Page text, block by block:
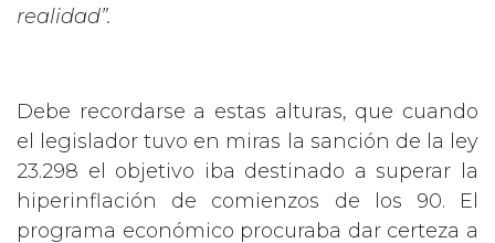
realidad”.
Debe recordarse a estas alturas, que cuando
el legislador tuvo en miras la sanción de la ley
23.298 el objetivo iba destinado a superar la
hiperinflación de comienzos de los 90. El
programa económico procuraba dar certeza a